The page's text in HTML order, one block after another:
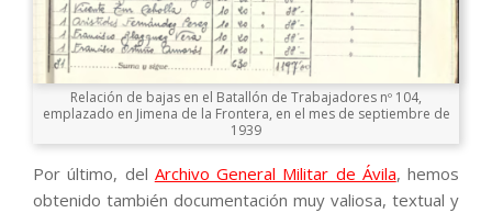
Relación de bajas en el Batallón de Trabajadores nº 104,
emplazado en Jimena de la Frontera, en el mes de septiembre de
1939
Por último, del Archivo General Militar de Ávila, hemos
obtenido también documentación muy valiosa, textual y